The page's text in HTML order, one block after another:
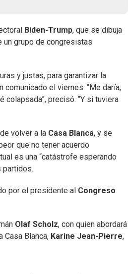
Biden-Trump, que se dibuja
grupo de congresistas
y justas, para garantizar la
comunicado el viernes. “Me daría,
colapsada”, precisó. “Y si tuviera
volver a la Casa Blanca, y se
que no tener acuerdo
es una “catástrofe esperando
partidos.
por el presidente al Congreso
Olaf Scholz, con quien abordará
Casa Blanca, Karine Jean-Pierre,